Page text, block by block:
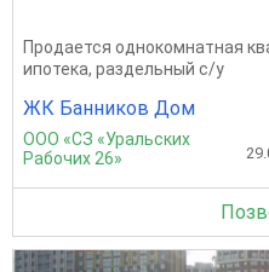
Продается однокомнатная
ипотека, раздельный с/у
ЖК Банников Дом
ООО «СЗ «Уральских
Рабочих 26»